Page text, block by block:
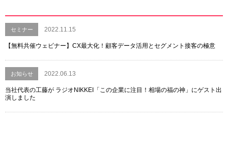
セミナー 2022.11.15
【無料共催ウェビナー】CX最大化！顧客データ活用とセグメント接客の極意
お知らせ 2022.06.13
当社代表の工藤が ラジオNIKKEI「この企業に注目！相場の福の神」にゲスト出
演しました